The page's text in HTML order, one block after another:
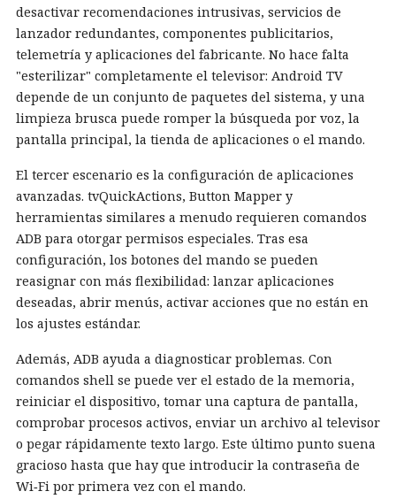
desactivar recomendaciones intrusivas, servicios de
lanzador redundantes, componentes publicitarios,
telemetría y aplicaciones del fabricante. No hace falta
"esterilizar" completamente el televisor: Android TV
depende de un conjunto de paquetes del sistema, y una
limpieza brusca puede romper la búsqueda por voz, la
pantalla principal, la tienda de aplicaciones o el mando.
El tercer escenario es la configuración de aplicaciones
avanzadas. tvQuickActions, Button Mapper y
herramientas similares a menudo requieren comandos
ADB para otorgar permisos especiales. Tras esa
configuración, los botones del mando se pueden
reasignar con más flexibilidad: lanzar aplicaciones
deseadas, abrir menús, activar acciones que no están en
los ajustes estándar.
Además, ADB ayuda a diagnosticar problemas. Con
comandos shell se puede ver el estado de la memoria,
reiniciar el dispositivo, tomar una captura de pantalla,
comprobar procesos activos, enviar un archivo al televisor
o pegar rápidamente texto largo. Este último punto suena
gracioso hasta que hay que introducir la contraseña de
Wi‑Fi por primera vez con el mando.